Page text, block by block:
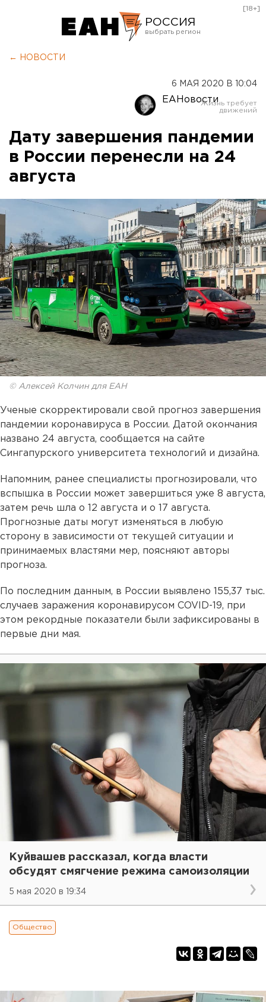
РОССИЯ
Оренбург
[18+]
← НОВОСТИ
6 МАЯ 2020 В 10:04
ЕАНовости
Дату завершения пандемии
в России перенесли на 24
августа
© Алексей Колчин для ЕАН
Ученые скорректировали свой прогноз завершения
пандемии коронавируса в России. Датой окончания
названо 24 августа, сообщается на сайте
Сингапурского университета технологий и дизайна.
Напомним, ранее специалисты прогнозировали, что
вспышка в России может завершиться уже 8 августа,
затем речь шла о 12 августа и о 17 августа.
Прогнозные даты могут изменяться в любую
сторону в зависимости от текущей ситуации и
принимаемых властями мер, поясняют авторы
прогноза.
По последним данным, в России выявлено 155,37 тыс.
случаев заражения коронавирусом COVID-19, при
этом рекордные показатели были зафиксированы в
первые дни мая.
Куйвашев рассказал, когда власти
обсудят смягчение режима самоизоляции
5 мая 2020 в 19:34
Общество